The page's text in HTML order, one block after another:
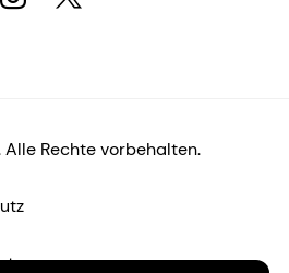
Rechte vorbehalten.